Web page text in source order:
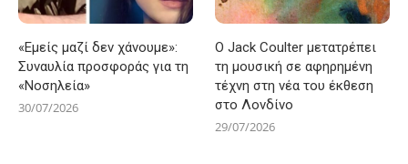
«Εμείς μαζί δεν χάνουμε»:
Συναυλία προσφοράς για τη
«Νοσηλεία»
30/07/2026
Ο Jack Coulter μετατρέπει
τη μουσική σε αφηρημένη
τέχνη στη νέα του έκθεση
στο Λονδίνο
29/07/2026